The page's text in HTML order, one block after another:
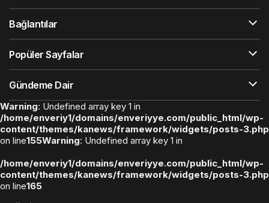
Bağlantılar
Popüler Sayfalar
Gündeme Dair
Warning: Undefined array key 1 in
/home/enveriy1/domains/enveriyye.com/public_html/wp-
content/themes/kanews/framework/widgets/posts-3.php
on line155Warning: Undefined array key 1 in
/home/enveriy1/domains/enveriyye.com/public_html/wp-
content/themes/kanews/framework/widgets/posts-3.php
on line165